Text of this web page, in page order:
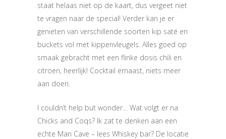
staat helaas niet op de kaart, dus vergeet niet
te vragen naar de special! Verder kan je er
genieten van verschillende soorten kip saté en
buckets vol met kippenvleugels. Alles goed op
smaak gebracht met een flinke dosis chili en
citroen, heerlijk! Cocktail ernaast, niets meer
aan doen.
I couldn’t help but wonder… Wat volgt er na
Chicks and Coqs? Ik zat te denken aan een
echte Man Cave – lees Whiskey bar? De locatie